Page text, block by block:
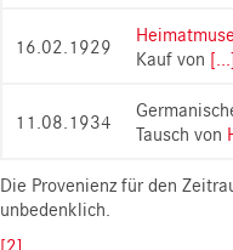
16.02.1929
Kauf von
11.08.1934
Tausch von
Die Provenienz für den
unbedenklich.
[2]